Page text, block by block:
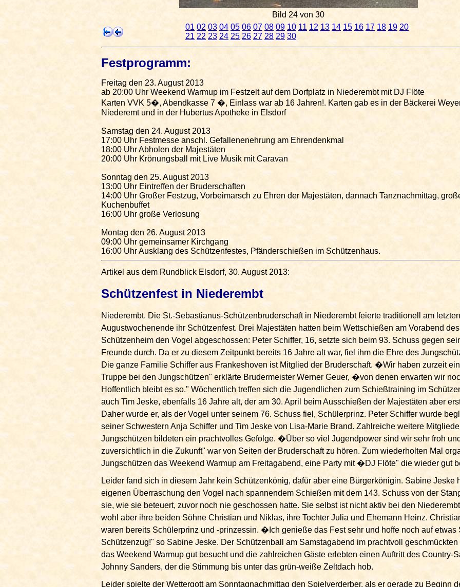
Bild 24 von 30
01 02 03 04 05 06 07 08 09 10 11 12 13 14 15 16 17 18 19 20
21 22 23 24 25 26 27 28 29 30
Festprogramm:
Freitag den 23. August 2013
ab 20:00 Uhr Weekend Warmup im Festzelt auf dem Dorfplatz in Niederembt mit DJ Flöte
Karten VVK 5�, Abendkasse 7 �, Einlass war ab 16 Jahren!. Karten gab es in der Bäckerei
Niederemt und in der Hubertus Apotheke in Elsdorf
Samstag den 24. August 2013
17:00 Uhr Festmesse anschl. Gefallenenehrung am Ehrendenkmal
18:00 Uhr Abholen der Majestäten
20:00 Uhr Krönungsball mit Live Musik mit Caravan
Sonntag den 25. August 2013
13:00 Uhr Eintreffen der Bruderschaften
14:00 Uhr Großer Festzug, Vorbeimarsch zu Ehren der Majestäten, dannach Tanznachmittag,
Kuchenbuffet
16:00 Uhr große Verlosung
Montag den 26. August 2013
09:00 Uhr gemeinsamer Kirchgang
16:00 Uhr Ausklang des Schützenfestes, Pfänderschießen im Schützenhaus.
Artikel aus dem Rundblick Elsdorf, 30. August 2013:
Schützenfest in Niederembt
Niederembt. Die St.-Sebastianus-Schützenbruderschaft in Niederembt feierte traditionell am letzten
Augustwochenende ihr Schützenfest. Drei Majestäten hatten beim Wettschießen am Vorabend
Schützenheim den Vogel abgeschossen: Peter Schiffer, 16, setzte sich beim 93. Schuss gegen
Freunde durch. Da er zu diesem Zeitpunkt bereits 16 Jahre alt war, fiel ihm die Ehre des
Die ganze Familie Schiffer aus Frankeshoven ist Mitglied der Bruderschaft. �Wir haben zurzeit
Truppe bei den Jungschützen" erklärte Brudermeister Werner Geuer, �von denen erwarten wir
Hoffentlich bleibt es so." Wöchentlich treffen sich die Jugendlichen zum Schießtraining im
auch Tim Jeske, ebenfalls 16 Jahre alt, der am 30. April beim Ausschießen der Majestäten aber
Daher wurde er, als der Vogel unter seinem 76. Schuss fiel, Schülerprinz. Peter Schiffer wurde
seiner Schwestern Anja Schiffer und Tim Jeske von Lisa-Marie Brand. Zahlreiche weitere
Jungschützen bildeten ein prachtvolles Gefolge. �Über so viel Jugendpower sind wir sehr froh
zuversichtlich in die Zukunft" war von Seiten der Bruderschaft zu hören. Zum wiederholten Mal
Jungschützen das Weekend Warmup am Freitagabend, eine Party mit �DJ Flöte" die wieder gut
Leider fand sich in diesem Jahr kein Schützenkönig, dafür aber eine Bürgerkönigin. Sabine Jeske
eigenen Überraschung den Vogel nach spannendem Schießen mit dem 143. Schuss von der
sie, wie sie beteuert, zuvor noch nie geschossen hatte. Sie selbst ist nicht aktiv bei den
wohl aber ihre beiden Söhne Christian und Niklas, ihre Tochter Julia und Ehemann Heinz.
waren bereits Schülerprinz und -prinzessin. �Ich genieße das Fest sehr und hoffe noch auf etwas
Schützenzug!" so Sabine Jeske. Der Schützenball am Samstagabend im prachtvoll
das Weekend Warmup gut besucht und die zahlreichen Gäste erlebten einen Auftritt des Country-
Johnny Sanders, der die Stimmung bis unter das grün-weiße Zeltdach hob.
Leider spielte der Wettergott am Sonntagnachmittag den Spielverderber, als er gerade zu Beginn